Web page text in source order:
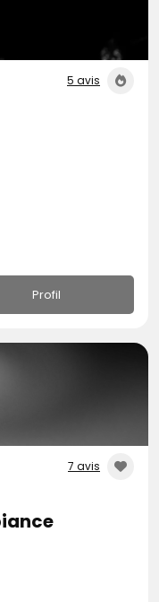
5 avis
Profil
7 avis